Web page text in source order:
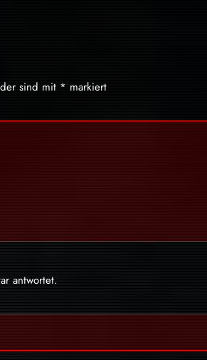
sind mit * markiert
antwortet.